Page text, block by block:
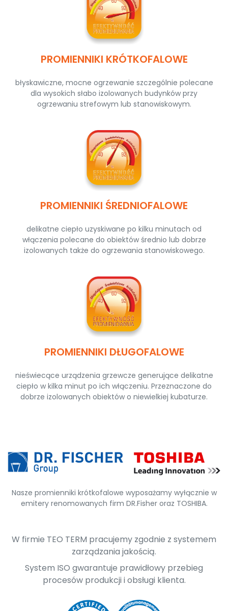
PROMIENNIKI KRÓTKOFALOWE
błyskawiczne, mocne ogrzewanie szczególnie polecane
dla wysokich słabo izolowanych budynków przy
ogrzewaniu strefowym lub stanowiskowym.
PROMIENNIKI ŚREDNIOFALOWE
delikatne ciepło uzyskiwane po kilku minutach od
włączenia polecane do obiektów średnio lub dobrze
izolowanych także do ogrzewania stanowiskowego.
PROMIENNIKI DŁUGOFALOWE
nieświecące urządzenia grzewcze generujące delikatne
ciepło w kilka minut po ich włączeniu. Przeznaczone do
dobrze izolowanych obiektów o niewielkiej kubaturze.
Nasze promienniki krótkofalowe wyposażamy wyłącznie w
emitery renomowanych firm DR.Fisher oraz TOSHIBA.
W firmie TEO TERM pracujemy zgodnie z systemem
zarządzania jakością.
System ISO gwarantuje prawidłowy przebieg
procesów produkcji i obsługi klienta.